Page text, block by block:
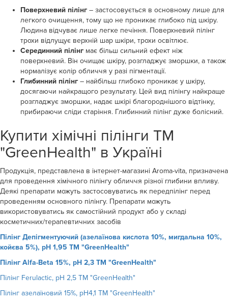
Поверхневий пілінг – застосовується в основному лише для
легкого очищення, тому що не проникає глибоко під шкіру.
Людина відчуває лише легке печіння. Поверхневий пілінг
трохи відлущує верхній шар шкіри, трохи освітлює.
Серединний пілінг має більш сильний ефект ніж
поверхневий. Він очищає шкіру, розгладжує зморшки, а також
нормалізує колір обличчя у разі пігментації.
Глибинний пілінг – найбільш глибоко проникає у шкіру,
досягаючи найкращого результату. Цей вид пілінгу найкраще
розгладжує зморшки, надає шкірі благороднішого відтінку,
прибираючи сліди старіння. Глибинний пілінг дуже болісний.
Купити хімічні пілінги ТМ
"GreenHealth" в Україні
Продукція, представлена ​​в інтернет-магазині Aroma-vita, призначена
для проведення хімічного пілінгу обличчя різної глибини впливу.
Деякі препарати можуть застосовуватись як передпілінг перед
проведенням основного пілінгу. Препарати можуть
використовуватись як самостійний продукт або у складі
косметичних/терапевтичних засобів
Пілінг Депігментуючий (азелаїнова кислота 10%, мигдальна 10%,
койєва 5%), рН 1,95 ТМ "GreenHealth"
Пілінг Alfa-Beta 15%, рН 2,3 ТМ "GreenHealth"
Пілінг Ferulactic, рН 2,5 ТМ "GreenHealth"
Пілінг азелаїновий 15%, рН4,1 ТМ "GreenHealth"